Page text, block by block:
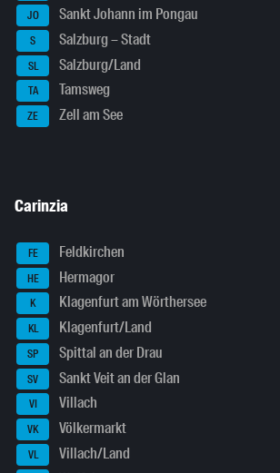
JO Sankt Johann im Pongau
S Salzburg – Stadt
SL Salzburg/Land
TA Tamsweg
ZE Zell am See
Carinzia
FE Feldkirchen
HE Hermagor
K Klagenfurt am Wörthersee
KL Klagenfurt/Land
SP Spittal an der Drau
SV Sankt Veit an der Glan
VI Villach
VK Völkermarkt
VL Villach/Land